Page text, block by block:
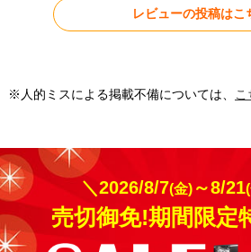
工事実績をもっと
レビューの投稿はこ
※人的ミスによる掲載不備については、 こ
＼2026/8/7(金)～8/21
売切御免!期間限定